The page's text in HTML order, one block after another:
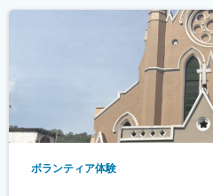
ボランティア体験